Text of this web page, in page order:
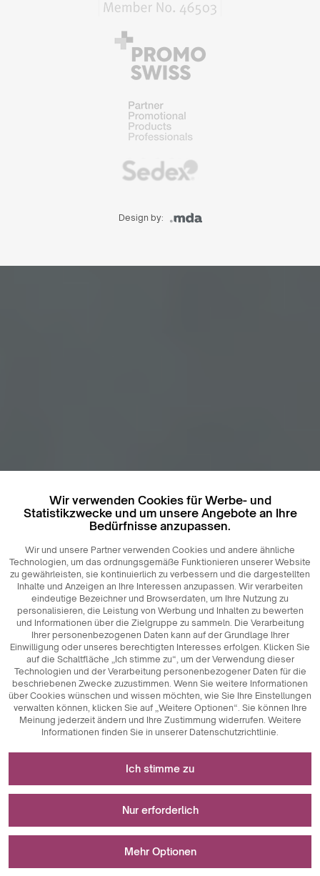
Design by:
Wir verwenden Cookies für Werbe- und
Statistikzwecke und um unsere Angebote an Ihre
Bedürfnisse anzupassen.
Wir und unsere Partner verwenden Cookies und andere ähnliche
Technologien, um das ordnungsgemäße Funktionieren unserer Website
zu gewährleisten, sie kontinuierlich zu verbessern und die dargestellten
Inhalte und Anzeigen an Ihre Interessen anzupassen. Wir verarbeiten
eindeutige Bezeichner und Browserdaten, um Ihre Nutzung zu
personalisieren, die Leistung von Werbung und Inhalten zu bewerten
und Informationen über die Zielgruppe zu sammeln. Die Verarbeitung
Ihrer personenbezogenen Daten kann auf der Grundlage Ihrer
Einwilligung oder unseres berechtigten Interesses erfolgen. Klicken Sie
auf die Schaltfläche „Ich stimme zu“, um der Verwendung dieser
Technologien und der Verarbeitung personenbezogener Daten für die
beschriebenen Zwecke zuzustimmen. Wenn Sie weitere Informationen
über Cookies wünschen und wissen möchten, wie Sie Ihre Einstellungen
verwalten können, klicken Sie auf „Weitere Optionen“. Sie können Ihre
Meinung jederzeit ändern und Ihre Zustimmung widerrufen. Weitere
Informationen finden Sie in unserer Datenschutzrichtlinie.
Erforderlich für das Funktionieren der Website
Technisch notwendige Cookies sind
Schlüsselkomponenten, die das reibungslose
Sitzungskennungen, die es uns ermöglichen, Sie beim
Konsistenz der Sitzung zu gewährleisten und Funktionen
wie Einkaufswagen und Anmeldesitzungen zu
Website. Ihr Hauptzweck ist die Analyse des Website-
Verkehrs und die Bewertung ihrer Leistung. Analytische
Marketing-Cookies spielen eine wichtige Rolle bei der
Ich stimme zu
Nur erforderlich
Mehr Optionen